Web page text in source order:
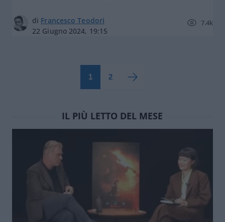
di Francesco Teodori
22 Giugno 2024, 19:15
7.4k
1 2
IL PIÙ LETTO DEL MESE